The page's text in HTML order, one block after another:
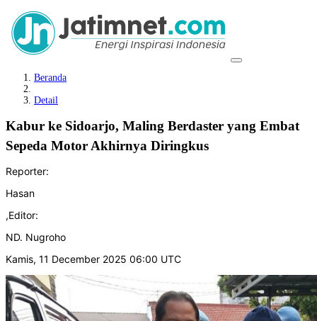
Beranda
Detail
Kabur ke Sidoarjo, Maling Berdaster yang Embat
Sepeda Motor Akhirnya Diringkus
Reporter:
Hasan
,Editor:
ND. Nugroho
Kamis, 11 December 2025 06:00 UTC